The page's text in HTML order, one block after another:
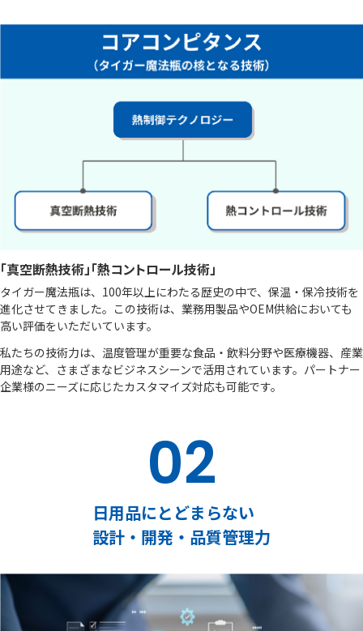
「真空断熱技術」「熱コントロール技術」
タイガー魔法瓶は、100年以上にわたる歴史の中で、保温・保冷技術を
進化させてきました。この技術は、業務⽤製品やOEM供給においても
⾼い評価をいただいています。
私たちの技術⼒は、温度管理が重要な⾷品・飲料分野や医療機器、産業
⽤途など、さまざまなビジネスシーンで活⽤されています。パートナー
企業様のニーズに応じたカスタマイズ対応も可能です。
02
日用品にとどまらない
設計・開発・品質管理力